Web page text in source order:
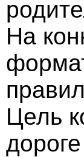
На
Цель